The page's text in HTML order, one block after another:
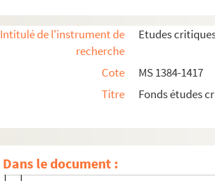
Intitulé de l'instrument de
recherche
Etudes
Cote
MS 1384-1417
Titre
Fonds études
Dans le document :
MS 1396. Etudes historiques, littéraires,
MS 1397. Etudes historiques, littéraires,
MS 1398. Etudes historiques, littéraires
MS 1399. Etudes historiques et
MS 1400. Etudes historiques, littéraires et
L'artillerie strasbourgeoise du XVI-XVII
Verhandlungen des Oberkonsistoriums
Louis Horst, nécrologie (1898)